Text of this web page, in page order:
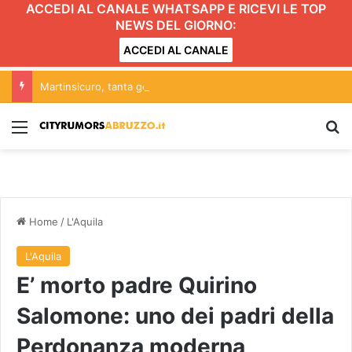
ACCEDI AL CANALE WHATSAPP E RICEVI LE TOP
NEWS DEL GIORNO:
ACCEDI AL CANALE
Menu
Home / L'Aquila
L'Aquila
E’ morto padre Quirino
Salomone: uno dei padri della